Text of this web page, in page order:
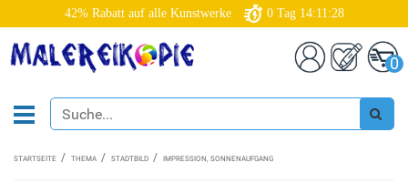
42% Rabatt auf alle Kunstwerke 0 Tag 14:11:28
0
STARTSEITE THEMA STADTBILD IMPRESSION, SONNENAUFGANG